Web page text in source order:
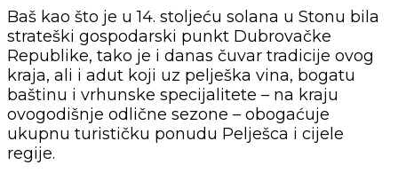
Baš kao što je u 14. stoljeću solana u Stonu bila
strateški gospodarski punkt Dubrovačke
Republike, tako je i danas čuvar tradicije ovog
kraja, ali i adut koji uz pelješka vina, bogatu
baštinu i vrhunske specijalitete – na kraju
ovogodišnje odlične sezone – obogaćuje
ukupnu turističku ponudu Pelješca i cijele
regije.